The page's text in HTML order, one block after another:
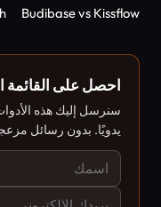
Budibase vs Kissflow
احصل على
يدويًا. بدون رسائل